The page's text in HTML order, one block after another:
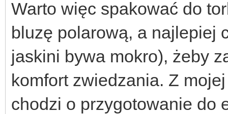
Warto więc spakować do
bluzę polarową, a najlepiej
jaskini bywa mokro), żeby
komfort zwiedzania. Z
chodzi o przygotowanie do